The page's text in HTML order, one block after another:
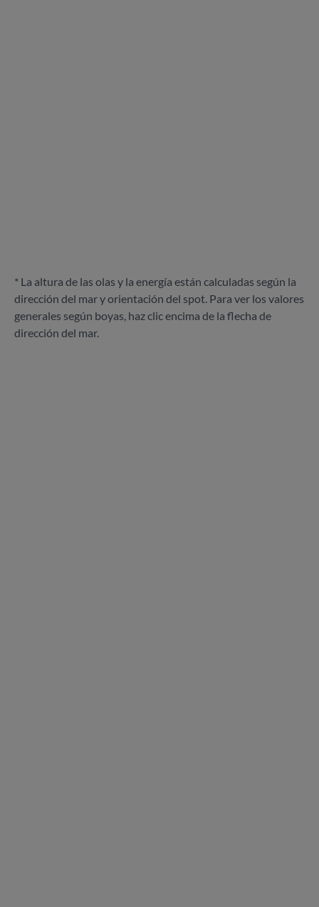
* La altura de las olas y la energía están calculadas según la
dirección del mar y orientación del spot. Para ver los valores
generales según boyas, haz clic encima de la flecha de
dirección del mar.